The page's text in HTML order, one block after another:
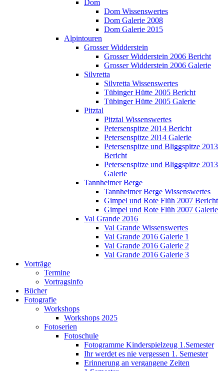
Dom
Dom Wissenswertes
Dom Galerie 2008
Dom Galerie 2015
Alpintouren
Grosser Widderstein
Grosser Widderstein 2006 Bericht
Grosser Widderstein 2006 Galerie
Silvretta
Silvretta Wissenswertes
Tübinger Hütte 2005 Bericht
Tübinger Hütte 2005 Galerie
Pitztal
Pitztal Wissenswertes
Petersenspitze 2014 Bericht
Petersenspitze 2014 Galerie
Petersenspitze und Bliggspitze 2013
Bericht
Petersenspitze und Bliggspitze 2013
Galerie
Tannheimer Berge
Tannheimer Berge Wissenswertes
Gimpel und Rote Flüh 2007 Bericht
Gimpel und Rote Flüh 2007 Galerie
Val Grande 2016
Val Grande Wissenswertes
Val Grande 2016 Galerie 1
Val Grande 2016 Galerie 2
Val Grande 2016 Galerie 3
Vorträge
Termine
Vortragsinfo
Bücher
Fotografie
Workshops
Workshops 2025
Fotoserien
Fotoschule
Fotogramme Kinderspielzeug 1.Semester
Ihr werdet es nie vergessen 1. Semester
Erinnerung an vergangene Zeiten